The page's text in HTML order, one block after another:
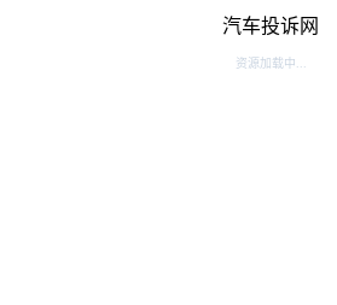
汽车投诉网
资源加载中...